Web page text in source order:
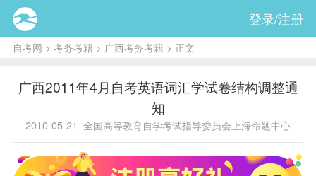
登录/注册
自考网 > 考务考籍 > 广西考务考籍 > 正文
广西2011年4月自考英语词汇学试卷结构调整通
知
2010-05-21 全国高等教育自学考试指导委员会上海命题中心